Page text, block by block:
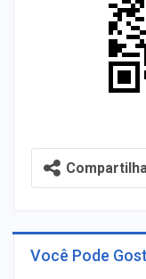
Você Pode